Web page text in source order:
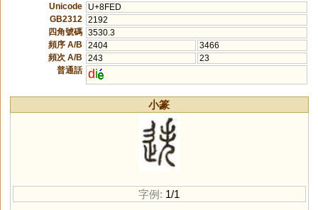
Unicode
U+8FED
GB2312
2192
四角號碼 3530.3
頻序 A/B
2404
3466
頻次 A/B
243
23
普通話 di
小篆
字例: 1/1